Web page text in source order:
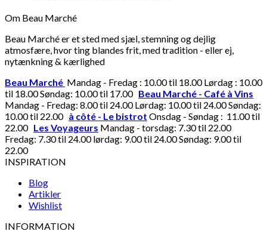
Om Beau Marché
Beau Marché er et sted med sjæl, stemning og dejlig
atmosfære, hvor ting blandes frit, med tradition - eller ej,
nytænkning & kærlighed
Beau Marché Mandag - Fredag : 10.00 til 18.00 Lørdag : 10.00
til 18.00 Søndag: 10.00 til 17.00 Beau Marché - Café à Vins
Mandag - Fredag: 8.00 til 24.00 Lørdag: 10.00 til 24.00 Søndag:
10.00 til 22.00 à côté - Le bistrot Onsdag - Søndag : 11.00 til
22.00 Les Voyageurs Mandag - torsdag: 7.30 til 22.00
Fredag: 7.30 til 24.00 lørdag: 9.00 til 24.00 Søndag: 9.00 til
22.00
INSPIRATION
Blog
Artikler
Wishlist
INFORMATION